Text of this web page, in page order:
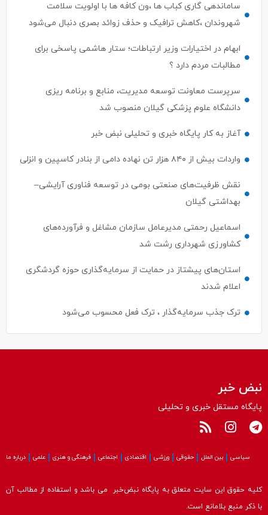
ساماندهی گاری کباب ها ،ون کافه ها با اولویت سلامت
شهروندان ،کاهش ترافیک و حذف زوائد بصری دنبال می‌شود
ابهام در اختیارات وزیر ارتباطات؛ ستار هاشمی پاسخی برای
مطالبات مردم دارد ؟
سرپرست معاونت توسعه مدیریت، منابع و برنامه ریزی
دانشگاه علوم پزشکی گیلان منصوب شد
آغاز به کار پایگاه خبری و تحلیلی نبض خبر
واردات بیش از ۸۴۰ هزار تن نهاده دامی از بنادر كاسپین و انزلی
نقش ظرفیت‌های صنعتی بومی در توسعه فناوری آرایشی–
بهداشتی گیلان
اسماعیل رحمتی مدیرعامل سازمان مشاغل و فرآورده‌های
کشاورزی شهرداری رشت شد
استان‌های پیشتاز در حمایت از سرمایه‌گذاری حوزه گردشگری
اعلام شدند
ترک جذب سرمایه‌گذار ، ترک فعل محسوب می‌شود
نبض خبر
پایگاه مستقل خبری و تحلیلی
سیاسی بین الملل حقوقی ورزشی اقتصادی اجتماعی فرهنگی و هنری علمی درباره ما
کلیه حقوق این سایت متعلق به پایگاه نبض‌خبر می باشد و استفاده از مطالب آن
با ذکر منبع بلامانع است.